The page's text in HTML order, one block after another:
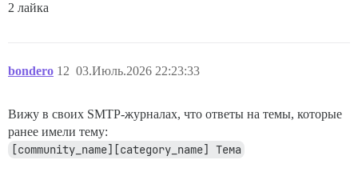
2 лайка
bondero 03.Июль.2026 22:23:33
12
Вижу в своих SMTP-журналах, что ответы на темы, которые
ранее имели тему:
[community_name][category_name] Тема